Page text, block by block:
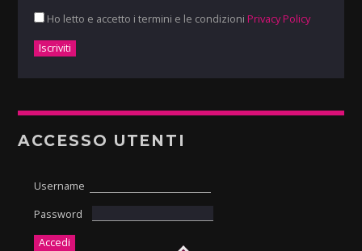
Ho letto e accetto i termini e le condizioni Privacy Policy
ACCESSO UTENTI
Username
Password